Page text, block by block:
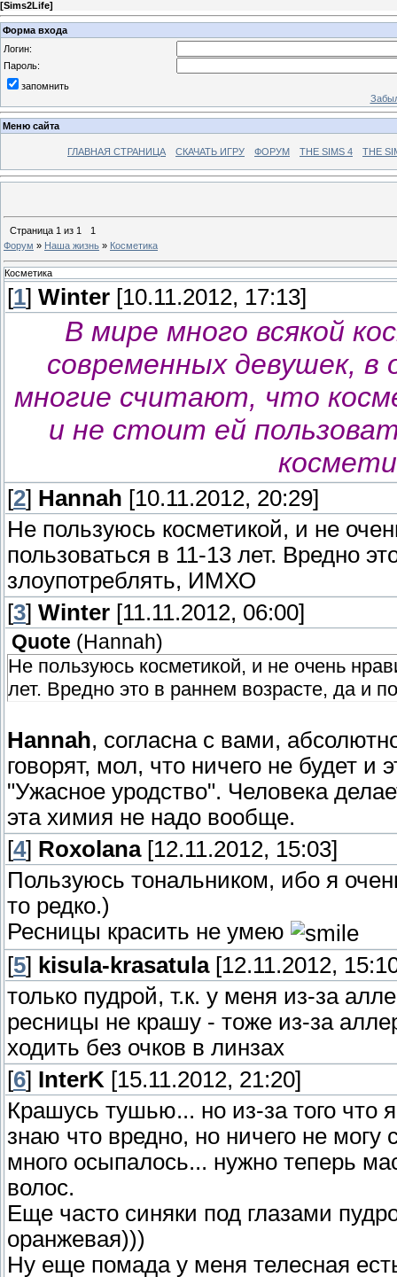
[Sims2Life]
Форма входа
Логин:
Пароль:
запомнить
Меню сайта
ГЛАВНАЯ СТРАНИЦА СКАЧАТЬ ИГРУ ФОРУМ THE SIMS 4 THE
Страница 1 из 1
1
Форум » Наша жизнь » Косметика
Косметика
[1] Winter [10.11.2012, 17:13]
В мире много всякой
современных девушек,
многие считают, что
и не стоит ей
[2] Hannah [10.11.2012, 20:29]
Не пользуюсь косметикой, и не
пользоваться в 11-13 лет. Вредно
злоупотреблять, ИМХО
[3] Winter [11.11.2012, 06:00]
Quote ( Hannah)
Не пользуюсь косметикой, и не очень
лет. Вредно это в раннем возрасте, да и
Hannah, согласна с вами,
говорят, мол, что ничего не будет
"Ужасное уродство". Человека
эта химия не надо вообще.
[4] Roxolana[12.11.2012, 15:03]
Пользуюсь тональником, ибо я
то редко.)
Ресницы красить не умею
[5] kisula-krasatula[12.11.2012,
только пудрой, т.к. у меня из-за
ресницы не крашу - тоже из-за
ходить без очков в линзах
[6] InterK [15.11.2012, 21:20]
Крашусь тушью... но из-за того что
знаю что вредно, но ничего не могу
много осыпалось... нужно теперь
волос.
Еще часто синяки под глазами
оранжевая)))
Ну еще помада у меня телесная